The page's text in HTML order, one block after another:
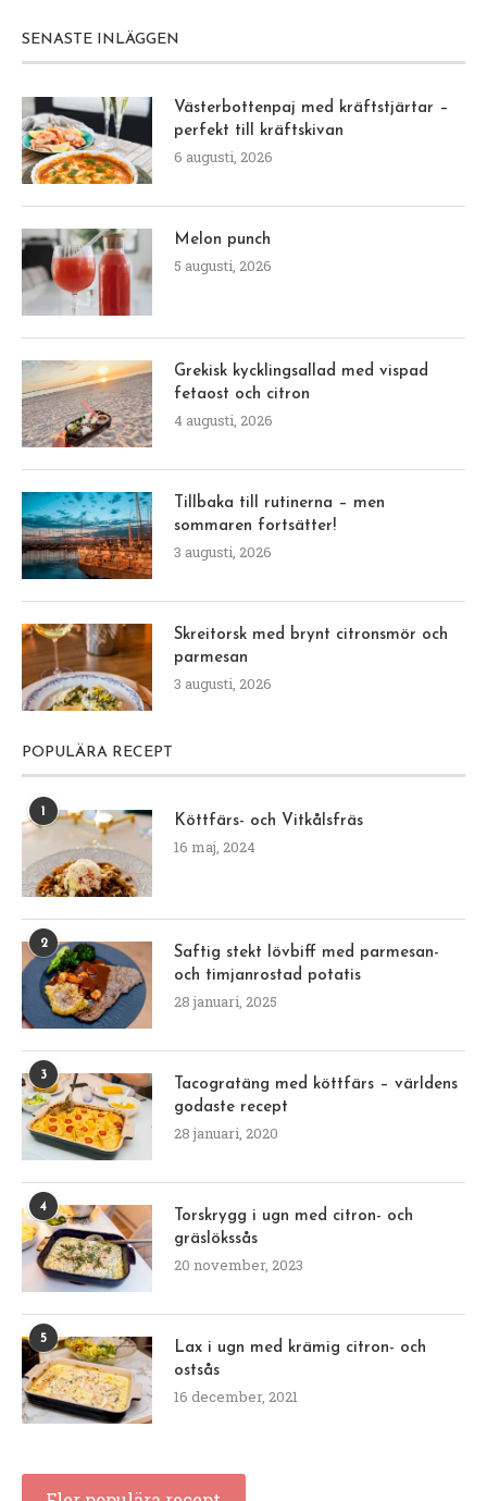
SENASTE INLÄGGEN
Västerbottenpaj med kräftstjärtar –
perfekt till kräftskivan
6 augusti, 2026
Melon punch
5 augusti, 2026
Grekisk kycklingsallad med vispad
fetaost och citron
4 augusti, 2026
Tillbaka till rutinerna – men
sommaren fortsätter!
3 augusti, 2026
Skreitorsk med brynt citronsmör och
parmesan
3 augusti, 2026
POPULÄRA RECEPT
Köttfärs- och Vitkålsfräs
16 maj, 2024
2
Saftig stekt lövbiff med parmesan-
och timjanrostad potatis
28 januari, 2025
3
Tacogratäng med köttfärs – världens
godaste recept
28 januari, 2020
4
Torskrygg i ugn med citron- och
gräslökssås
20 november, 2023
5
Lax i ugn med krämig citron- och
ostsås
16 december, 2021